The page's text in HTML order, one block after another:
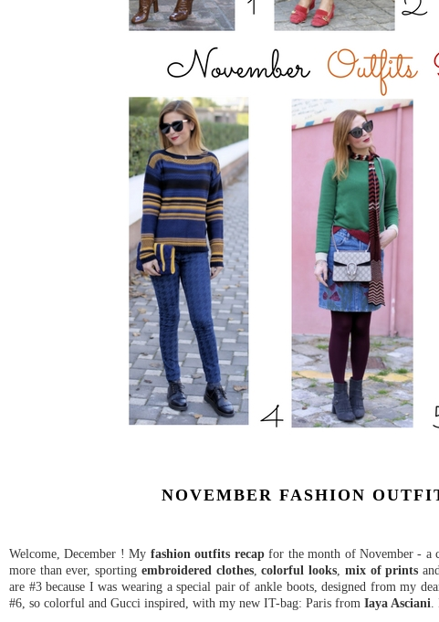
NOVEMBER FASHION
Welcome, December ! My fashion outfits recapfor the month of November - a
more than ever, sporting embroidered clothes,colorful looks mix of prints
are #3 because I was wearing a special pair of ankle boots, designed from my
#6, so colorful and Gucci inspired, with my new IT-bag: Paris from Iaya Asciani